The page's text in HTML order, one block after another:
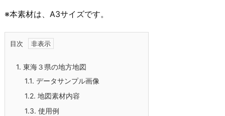
※本素材は、A3サイズです。
目次
1. 東海３県の地方地図
1.1. データサンプル画像
1.2. 地図素材内容
1.3. 使用例